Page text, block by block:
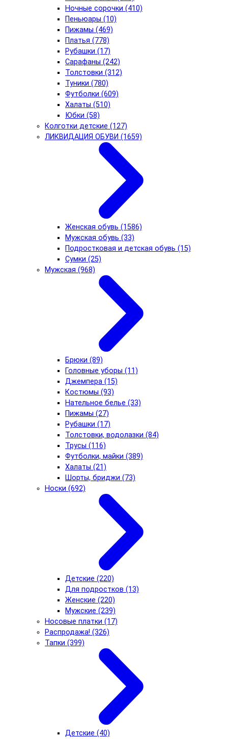
Ночные сорочки (410)
Пеньюары (10)
Пижамы (469)
Платья (778)
Рубашки (17)
Сарафаны (242)
Толстовки (312)
Туники (780)
Футболки (609)
Халаты (510)
Юбки (58)
Колготки детские (127)
ЛИКВИДАЦИЯ ОБУВИ (1659)
Женская обувь (1586)
Мужская обувь (33)
Подростковая и детская обувь (15)
Сумки (25)
Мужская (968)
Брюки (89)
Головные уборы (11)
Джемпера (15)
Костюмы (93)
Нательное белье (33)
Пижамы (27)
Рубашки (17)
Толстовки, водолазки (84)
Трусы (116)
Футболки, майки (389)
Халаты (21)
Шорты, бриджи (73)
Носки (692)
Детские (220)
Для подростков (13)
Женские (220)
Мужские (239)
Носовые платки (17)
Распродажа! (326)
Тапки (399)
Детские (40)